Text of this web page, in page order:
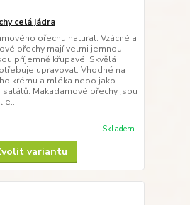
celá jádra
ořechu natural. Vzácné a
ořechy mají velmi jemnou
příjemně křupavé. Skvělá
upravovat. Vhodné na
krému a mléka nebo jako
Makadamové ořechy jsou
Skladem
variantu